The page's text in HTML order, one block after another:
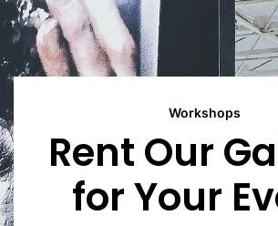
Workshops
Rent Our
for Your